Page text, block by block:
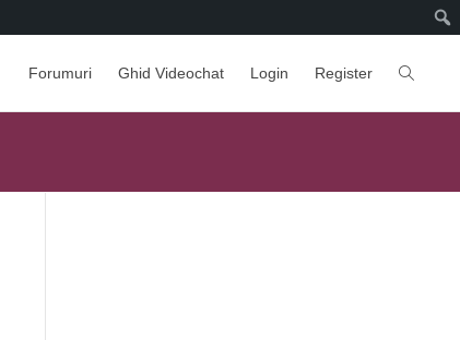
Forumuri Ghid Videochat Login Register